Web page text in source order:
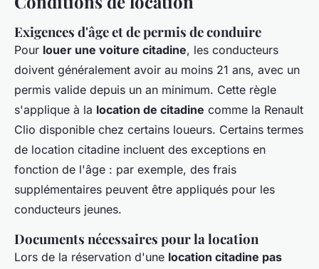
Exigences d'âge et de permis de conduire
Pour louer une voiture citadine, les conducteurs
doivent généralement avoir au moins 21 ans, avec un
permis valide depuis un an minimum. Cette règle
s'applique à la location de citadine comme la Renault
Clio disponible chez certains loueurs. Certains termes
de location citadine incluent des exceptions en
fonction de l'âge : par exemple, des frais
supplémentaires peuvent être appliqués pour les
conducteurs jeunes.
Documents nécessaires pour la location
Lors de la réservation d'une location citadine pas